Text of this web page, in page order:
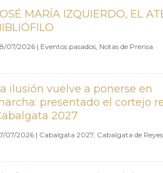
MARÍA IZQUIERDO, EL
07/2026 | Eventos pasados, Notas de Prensa
ilusión vuelve a ponerse en
presentado el cortejo
2027
07/2026 | Cabalgata 2027, Cabalgata de Reyes